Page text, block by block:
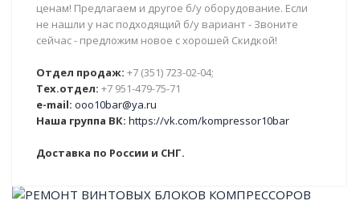
ценам! Предлагаем и другое б/у оборудование. Если
не нашли у нас подходящий б/у вариант - Звоните
сейчас - предложим новое с хорошей Скидкой!
Отдел продаж: +7 (351) 723-02-04;
Тех.отдел: +7 951-479-75-71
e-mail: ooo10bar@ya.ru
Наша группа ВК: https://vk.com/kompressor10bar
Доставка по России и СНГ.